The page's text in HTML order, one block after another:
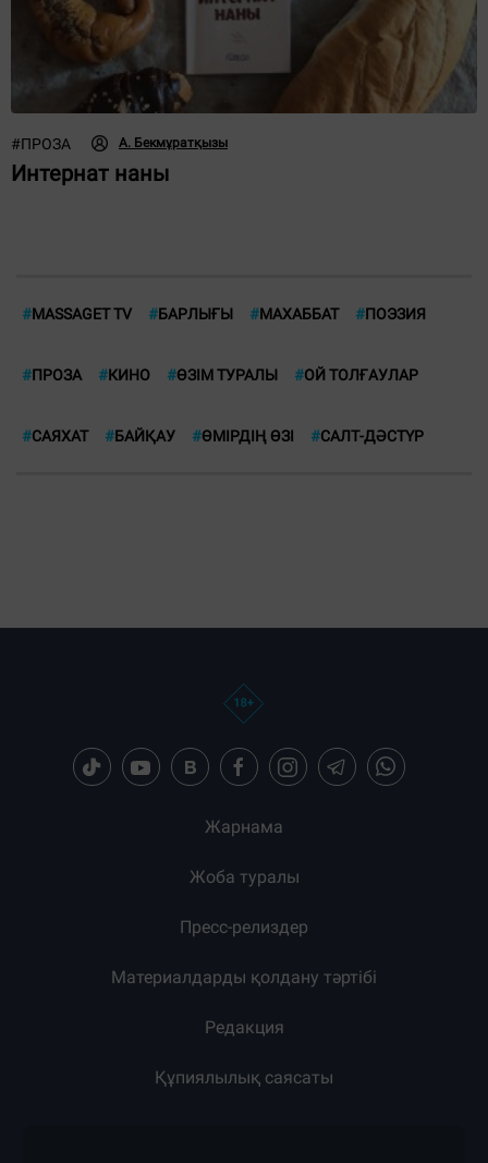
#ПРОЗА А. Бекмұратқызы
Интернат наны
#MASSAGET TV #БАРЛЫҒЫ #МАХАББАТ #ПОЭЗИЯ
#ПРОЗА #КИНО #ӨЗІМ ТУРАЛЫ #ОЙ ТОЛҒАУЛАР
#САЯХАТ #БАЙҚАУ #ӨМІРДІҢ ӨЗІ #CАЛТ-ДӘСТҮР
Жарнама
Жоба туралы
Пресс-релиздер
Материалдарды қолдану тәртібі
Редакция
Құпиялылық саясаты